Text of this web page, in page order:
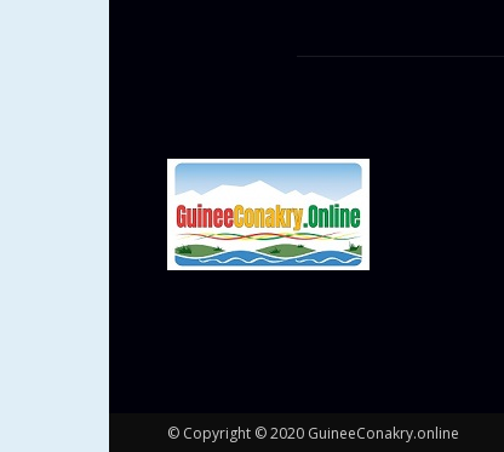
© Copyright © 2020 GuineeConakry.online